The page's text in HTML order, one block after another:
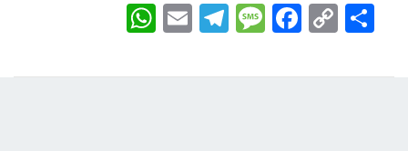
WhatsApp EmailTelegramMessageFacebook Copy
Link
اشتراک